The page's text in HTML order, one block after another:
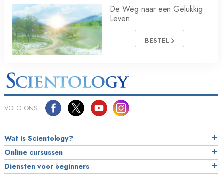
De Weg naar een Gelukkig
Leven
BESTEL
VOLG ONS
Wat is Scientology?
Online cursussen
Diensten voor beginners